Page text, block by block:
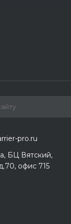
pro.ru
БЦ Вятский,
офис 715